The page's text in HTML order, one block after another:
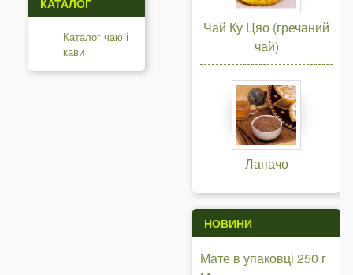
Каталог чаю і
кави
Чай Ку Цяо (гречаний
чай)
Лапачо
НОВИНИ
Мате в упаковці 250 г